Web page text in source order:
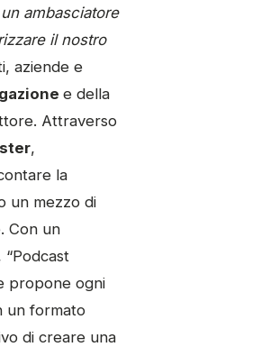
ambasciatore
il nostro
aziende e
e della
Attraverso
,
la
un mezzo di
Con un
“Podcast
propone ogni
un formato
di creare una